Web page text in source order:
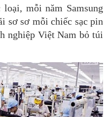
mỗi năm Samsung
sơ sơ mỗi chiếc sạc pin
nghiệp Việt Nam bỏ túi